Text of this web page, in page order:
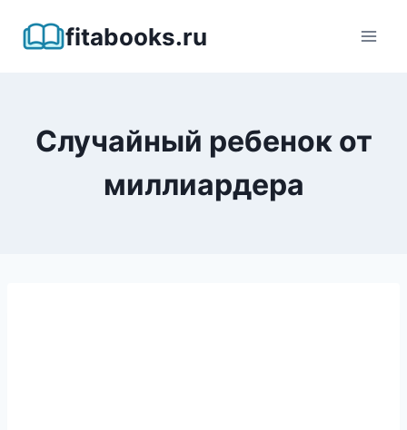
fitabooks.ru
Случайный ребенок от
миллиардера